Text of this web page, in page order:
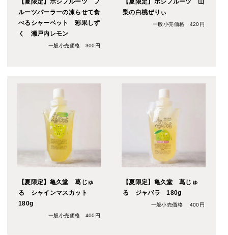
【夏限定】ホシフルーツ フ
ルーツパーラーの凍らせて食
べるシャーベット 彩果しず
く 瀬戸内レモン
一般小売価格 300円
【夏限定】ホシフルーツ 山
梨の白桃ぜりぃ
一般小売価格 420円
【夏限定】亀久堂 葛じゅ
る シャインマスカット
180g
一般小売価格 400円
【夏限定】亀久堂 葛じゅ
る ジャバラ 180g
一般小売価格 400円